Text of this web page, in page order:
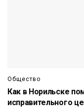
Общество
Как в Норильске
исправительного